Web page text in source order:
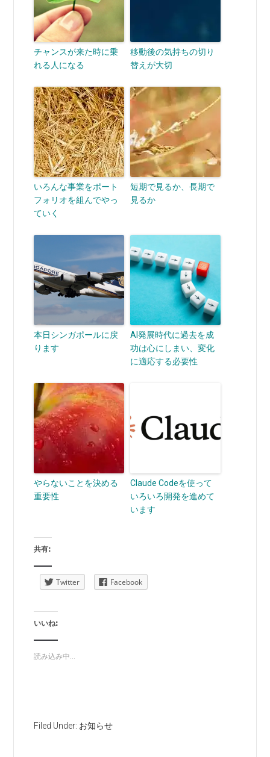
チャンスが来た時に乗
れる人になる
移動後の気持ちの切り
替えが大切
いろんな事業をポート
フォリオを組んでやっ
ていく
短期で見るか、長期で
見るか
本日シンガポールに戻
ります
AI発展時代に過去を成
功は心にしまい、変化
に適応する必要性
やらないことを決める
重要性
Claude Codeを使って
いろいろ開発を進めて
います
共有:
Twitter Facebook
いいね:
読み込み中...
Filed Under: お知らせ